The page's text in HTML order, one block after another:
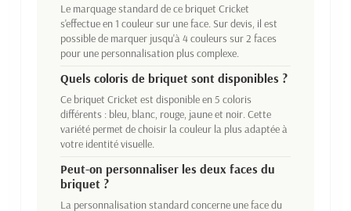
Le marquage standard de ce briquet Cricket
s'effectue en 1 couleur sur une face. Sur devis, il est
possible de marquer jusqu'à 4 couleurs sur 2 faces
pour une personnalisation plus complexe.
Quels coloris de briquet sont disponibles ?
Ce briquet Cricket est disponible en 5 coloris
différents : bleu, blanc, rouge, jaune et noir. Cette
variété permet de choisir la couleur la plus adaptée à
votre identité visuelle.
Peut-on personnaliser les deux faces du
briquet ?
La personnalisation standard concerne une face du